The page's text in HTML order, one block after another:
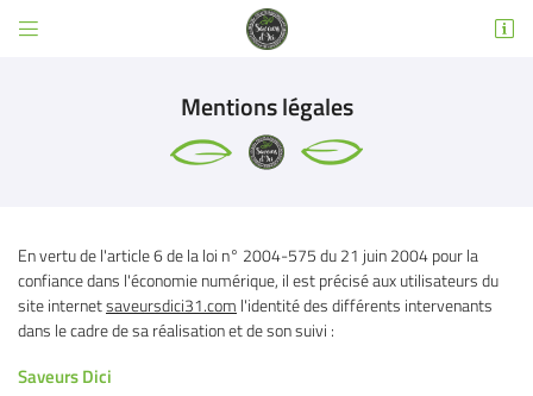
 
Mentions légales
En vertu de l'article 6 de la loi n° 2004-575 du 21 juin 2004 pour la
confiance dans l'économie numérique, il est précisé aux utilisateurs du
site internetsaveursdici31.com l'identité des différents intervenants
dans le cadre de sa réalisation et de son suivi :
Saveurs Dici